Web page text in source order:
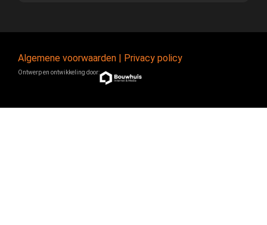
Algemene voorwaarden | Privacy policy
Ontwerp en ontwikkeling door: